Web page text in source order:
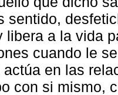
sentido,
libera a la vida
cuando le
en las
con si mismo,